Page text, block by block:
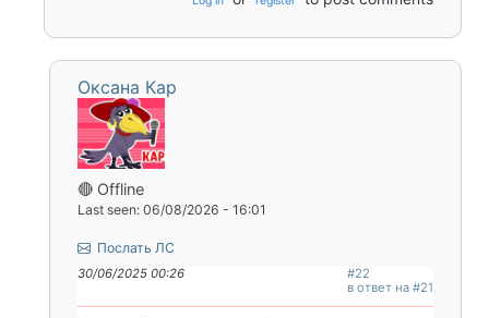
Оксана Кар
🔴 Offline
Last seen: 06/08/2026 - 16:01
Послать ЛС
30/06/2025 00:26
#22
в ответ на #21